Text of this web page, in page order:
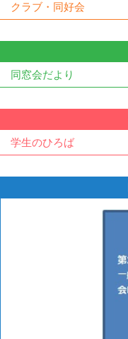
クラブ・同好会
同窓会だより
学生のひろば